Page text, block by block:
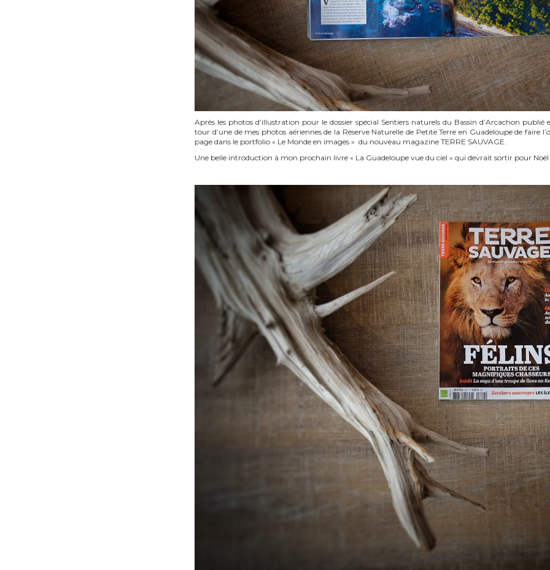
Après les photos d’illustration pour le dossier spécial Sentiers naturels du Bassin d’Arcachon publié
tour d’une de mes photos aériennes de la Réserve Naturelle de Petite Terre en Guadeloupe de faire
page dans le portfolio « Le Monde en images » du nouveau magazine TERRE SAUVAGE.
Une belle introduction à mon prochain livre « La Guadeloupe vue du ciel » qui devrait sortir pour